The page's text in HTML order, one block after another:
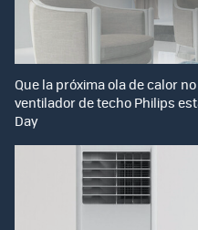
Que la próxima ola de calor
ventilador de techo Philips
Day